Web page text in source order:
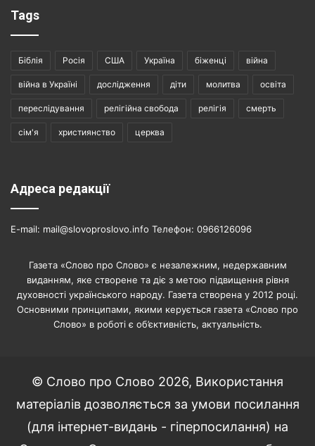
Tags
Біблія Росія США Україна біженці війна
війна в Україні дослідження діти молитва освіта
переслідування релігійна свобода релігія смерть
сім'я християнство церква
Адреса редакції
E-mail: mail@slovoproslovo.info Телефон: 0966126096
Газета «Слово про Слово» є незалежним, недержавним
виданням, яке створене та діє з метою підвищення рівня
духовності українського народу. Газета створена у 2012 році.
Основними принципами, якими керується газета «Слово про
Слово» в роботі є об’єктивність, актуальність.
© Слово про Слово 2026, Використання
матеріалів дозволяється за умови посилання
(для інтернет-видань - гіперпосилання) на